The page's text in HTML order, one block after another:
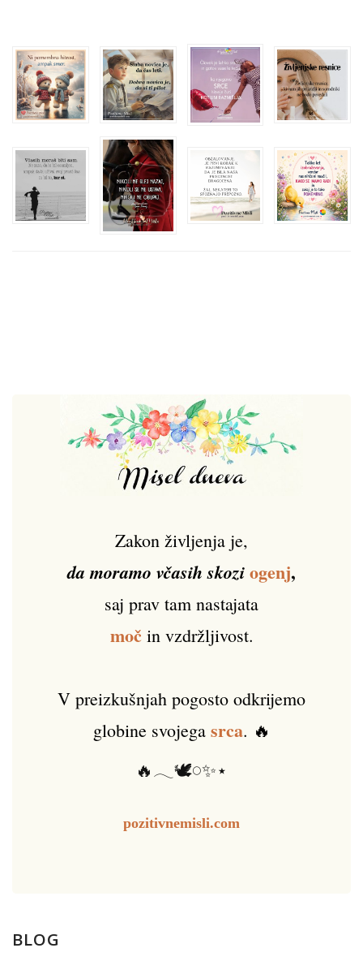
Zakon življenja je,
da moramo včasih skoziogenj,
saj prav tam nastajata
močin vzdržljivost.
V preizkušnjah pogosto odkrijemo
globine svojega srca. 🔥
🔥𓂃🕊️𓏸✨⋆
pozitivnemisli.com
BLOG